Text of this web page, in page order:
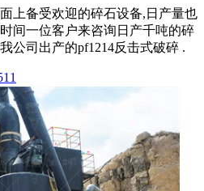
上备受欢迎的碎石设备,日产量也
间一位客户来咨询日产千吨的碎
公司出产的pf1214反击式破碎 .